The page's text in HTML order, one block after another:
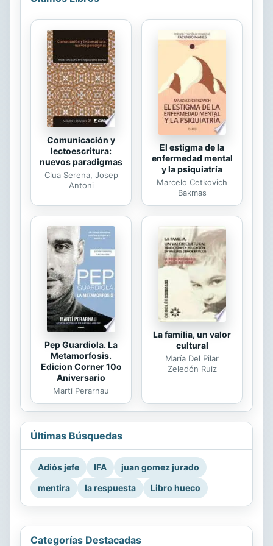
resulta ser algo que ninguno de los
dos vio venir. Su naturaleza inocente
y su pasado la hacen desconfiar de
apegarse a Max. La pareja pasa por
muchos altibajos a medida que la
vida se interpone en el camino para
convertirse en la familia que Max
anhela. Se cree que las vidas se
pierden y los...
Comunicación y
lectoescritura:
nuevos paradigmas
Clua Serena, Josep
Antoni
El estigma de la
enfermedad mental
y la psiquiatría
Marcelo Cetkovich
Bakmas
Pep Guardiola. La
Metamorfosis.
Edicion Corner 10o
Aniversario
Marti Perarnau
La familia, un valor
cultural
María Del Pilar
Zeledón Ruiz
Últimas Búsquedas
Adiós jefe IFA
juan gomez jurado
mentira
la respuesta Libro hueco
Categorías Destacadas